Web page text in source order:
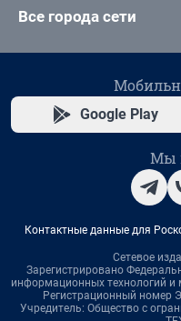
Все города сети
Google Play
Мы
Контактные данные для
Сетевое
Зарегистрировано
информационных технологий
Регистрационный номер
Учредитель: Общество с